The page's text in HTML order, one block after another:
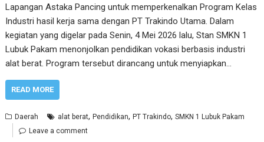
Lapangan Astaka Pancing untuk memperkenalkan Program Kelas
Industri hasil kerja sama dengan PT Trakindo Utama. Dalam
kegiatan yang digelar pada Senin, 4 Mei 2026 lalu, Stan SMKN 1
Lubuk Pakam menonjolkan pendidikan vokasi berbasis industri
alat berat. Program tersebut dirancang untuk menyiapkan…
READ MORE
Daerah alat berat,Pendidikan,PT Trakindo,SMKN 1 Lubuk Pakam
Leave a comment